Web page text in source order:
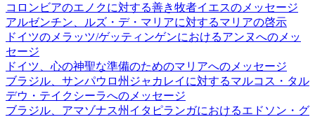
コロンビアのエノクに対する善き牧者イエスのメッセージ
アルゼンチン、ルズ・デ・マリアに対するマリアの啓示
ドイツのメラッツ/ゲッティンゲンにおけるアンヌへのメッ
セージ
ドイツ、心の神聖な準備のためのマリアへのメッセージ
ブラジル、サンパウロ州ジャカレイに対するマルコス・タル
デウ・テイクシーラへのメッセージ
ブラジル、アマゾナス州イタピランガにおけるエドソン・グ